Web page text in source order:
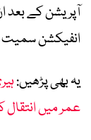
آپریشن کے بعد
انفیکشن سمیت
یہ بھی پڑھیں:
عمر میں انتقال